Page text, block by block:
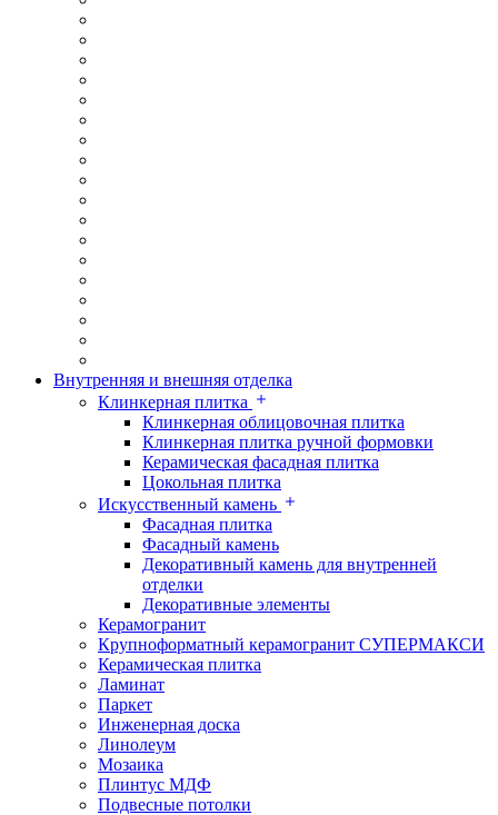
Внутренняя и внешняя отделка
Клинкерная плитка
Клинкерная облицовочная плитка
Клинкерная плитка ручной формовки
Керамическая фасадная плитка
Цокольная плитка
Искусственный камень
Фасадная плитка
Фасадный камень
Декоративный камень для внутренней
отделки
Декоративные элементы
Керамогранит
Крупноформатный керамогранит СУПЕРМАКСИ
Керамическая плитка
Ламинат
Паркет
Инженерная доска
Линолеум
Мозаика
Плинтус МДФ
Подвесные потолки